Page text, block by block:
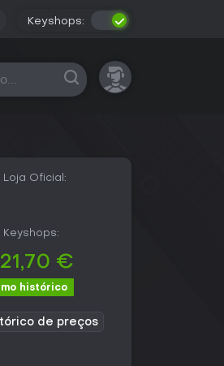
Keyshops:
Oficial:
21,70 €
histórico
de preços